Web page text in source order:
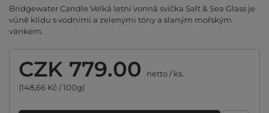
Bridgewater Candle Velká letní vonná svíčka Salt & Sea Glass je
vůně klidu s vodními a zelenými tóny a slaným mořským
vánkem.
CZK 779.00 netto/ks.
(148,66 Kč / 100g)